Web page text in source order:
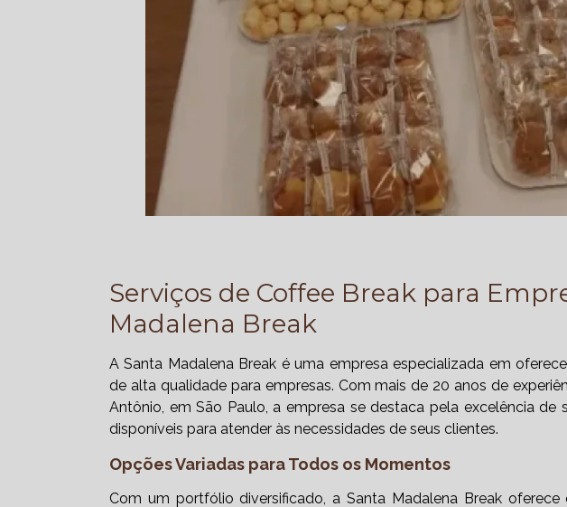
Serviços de Coffee Break para
Madalena Break
A Santa Madalena Break é uma empresa especializada em
de alta qualidade para empresas. Com mais de 20 anos de
Antônio, em São Paulo, a empresa se destaca pela excelência
disponíveis para atender às necessidades de seus clientes.
Opções Variadas para Todos os Momentos
Com um portfólio diversificado, a Santa Madalena Break